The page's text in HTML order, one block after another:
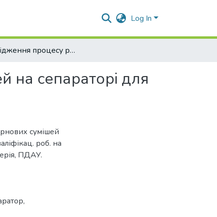
Log In
Дослідження процесу розділення зернових сумішей на сепараторі для очищення зернового матеріалу
на сепараторі для
сумішей
роб. на
ПДАУ.
,